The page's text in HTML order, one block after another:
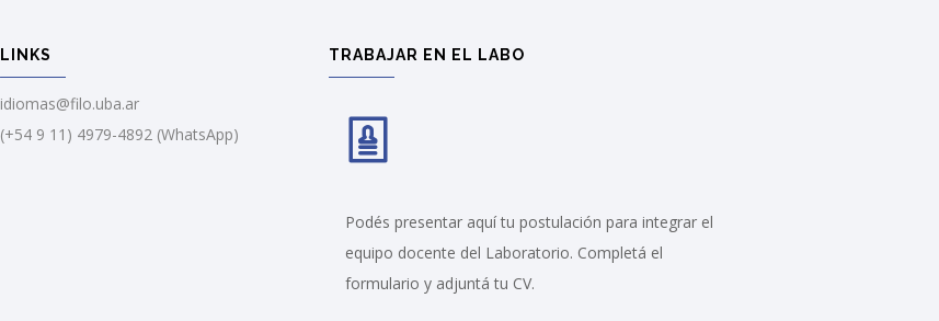
LINKS
idiomas@filo.uba.ar
(+54 9 11) 4979-4892 (WhatsApp)
TRABAJAR EN EL LABO
Podés presentar aquí tu postulación para integrar el
equipo docente del Laboratorio. Completá el
formulario y adjuntá tu CV.